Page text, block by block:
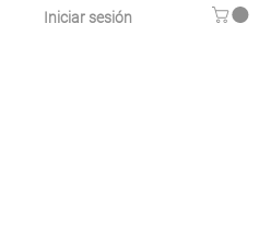
Iniciar sesión